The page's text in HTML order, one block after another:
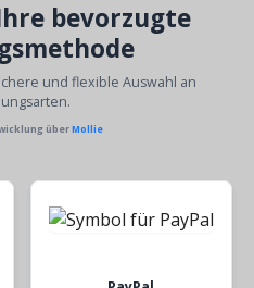
bevorzugte
und flexible Auswahl an
überMollie